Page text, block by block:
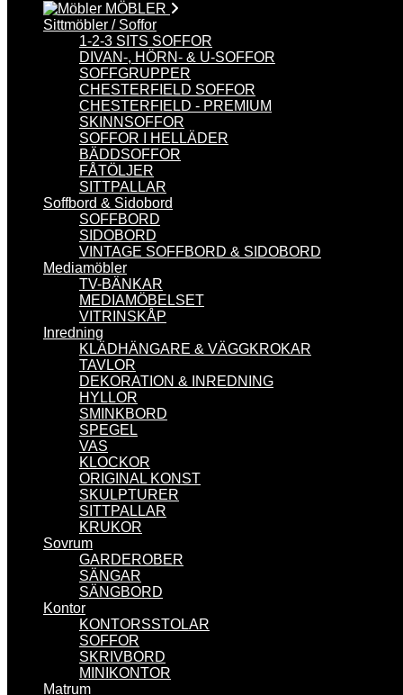
MÖBLER
Sittmöbler / Soffor
1-2-3 SITS SOFFOR
DIVAN-, HÖRN- & U-SOFFOR
SOFFGRUPPER
CHESTERFIELD SOFFOR
CHESTERFIELD - PREMIUM
SKINNSOFFOR
SOFFOR I HELLÄDER
BÄDDSOFFOR
FÅTÖLJER
SITTPALLAR
Soffbord & Sidobord
SOFFBORD
SIDOBORD
VINTAGE SOFFBORD & SIDOBORD
Mediamöbler
TV-BÄNKAR
MEDIAMÖBELSET
VITRINSKÅP
Inredning
KLÄDHÄNGARE & VÄGGKROKAR
TAVLOR
DEKORATION & INREDNING
HYLLOR
SMINKBORD
SPEGEL
VAS
KLOCKOR
ORIGINAL KONST
SKULPTURER
SITTPALLAR
KRUKOR
Sovrum
GARDEROBER
SÄNGAR
SÄNGBORD
Kontor
KONTORSSTOLAR
SOFFOR
SKRIVBORD
MINIKONTOR
Matrum